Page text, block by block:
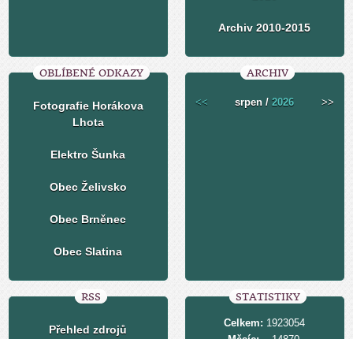
Archiv 2010-2015
OBLÍBENÉ ODKAZY
Fotografie Horákova
Lhota
Elektro Šunka
Obec Želivsko
Obec Brněnec
Obec Slatina
ARCHIV
<< srpen /2026 >>
RSS
Přehled zdrojů
STATISTIKY
Celkem: 1923054